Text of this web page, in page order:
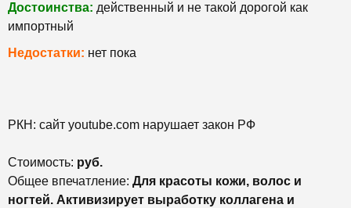
Достоинства: действенный и не такой дорогой как
импортный
Недостатки: нет пока
РКН: сайт youtube.com нарушает закон РФ
Стоимость: руб.
Общее впечатление: Для красоты кожи, волос и
ногтей. Активизирует выработку коллагена и